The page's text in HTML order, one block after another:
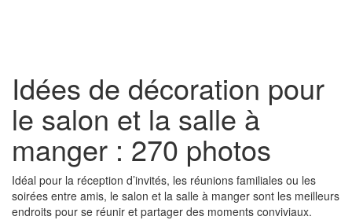
Idées de décoration pour
le salon et la salle à
manger : 270 photos
Idéal pour la réception d’invités, les réunions familiales ou les
soirées entre amis, le salon et la salle à manger sont les meilleurs
endroits pour se réunir et partager des moments conviviaux.